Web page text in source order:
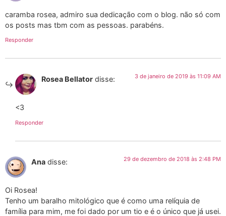
caramba rosea, admiro sua dedicação com o blog. não só com
os posts mas tbm com as pessoas. parabéns.
Responder
Rosea Bellator disse: 3 de janeiro de 2019 às 11:09 AM
<3
Responder
Ana disse: 29 de dezembro de 2018 às 2:48 PM
Oi Rosea!
Tenho um baralho mitológico que é como uma relíquia de
família para mim, me foi dado por um tio e é o único que já usei.